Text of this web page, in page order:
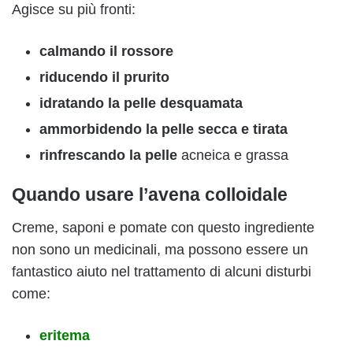
Agisce su più fronti:
calmando il rossore
riducendo il prurito
idratando la pelle desquamata
ammorbidendo la pelle secca e tirata
rinfrescando la pelle acneica e grassa
Quando usare l’avena colloidale
Creme, saponi e pomate con questo ingrediente
non sono un medicinali, ma possono essere un
fantastico aiuto nel trattamento di alcuni disturbi
come:
eritema